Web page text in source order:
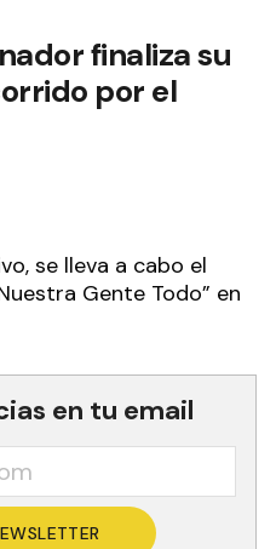
finaliza su
por el
se lleva a cabo el
Gente Todo” en
en tu email